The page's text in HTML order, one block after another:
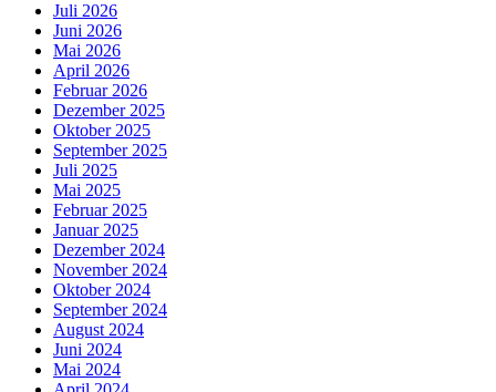
Juli 2026
Juni 2026
Mai 2026
April 2026
Februar 2026
Dezember 2025
Oktober 2025
September 2025
Juli 2025
Mai 2025
Februar 2025
Januar 2025
Dezember 2024
November 2024
Oktober 2024
September 2024
August 2024
Juni 2024
Mai 2024